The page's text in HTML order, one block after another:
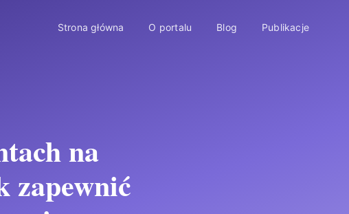
Strona główna O portalu Blog Publikacje
na
zapewnić